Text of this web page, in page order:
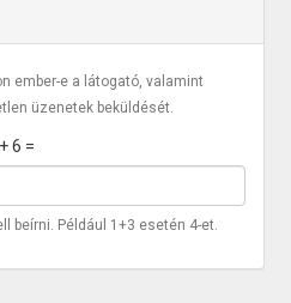
ember-e a látogató, valamint
üzenetek beküldését.
6 =
beírni. Például 1+3 esetén 4-et.